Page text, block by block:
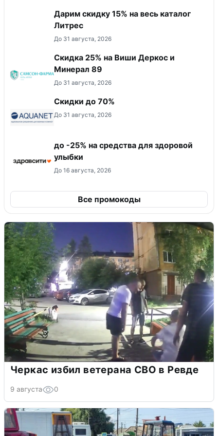
Дарим скидку 15% на весь каталог
Литрес
До 31 августа, 2026
Скидка 25% на Виши Деркос и
Минерал 89
До 31 августа, 2026
Скидки до 70%
До 31 августа, 2026
до -25% на средства для здоровой
улыбки
До 16 августа, 2026
Все промокоды
Черкас избил ветерана СВО в Ревде
9 августа 0